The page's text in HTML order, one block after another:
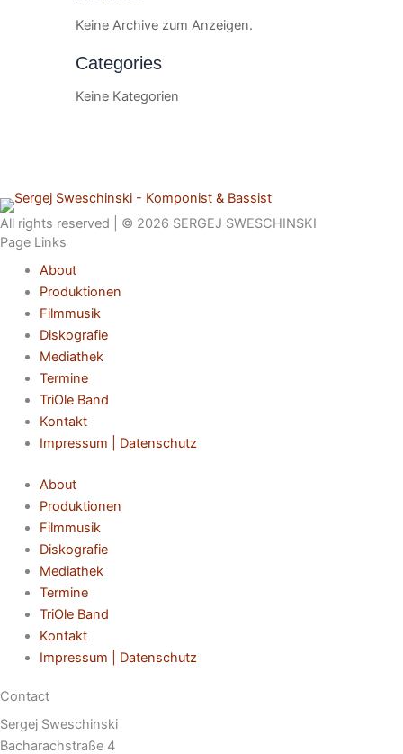
Keine Archive zum Anzeigen.
Categories
Keine Kategorien
All rights reserved | © 2026 SERGEJ SWESCHINSKI
Page Links
About
Produktionen
Filmmusik
Diskografie
Mediathek
Termine
TriOle Band
Kontakt
Impressum | Datenschutz
About
Produktionen
Filmmusik
Diskografie
Mediathek
Termine
TriOle Band
Kontakt
Impressum | Datenschutz
Contact
Sergej Sweschinski
Bacharachstraße 4